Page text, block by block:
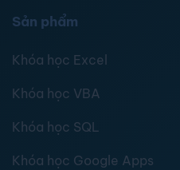
Sản phẩm
Khóa học Excel
Khóa học VBA
Khóa học SQL
Khóa học Google Apps